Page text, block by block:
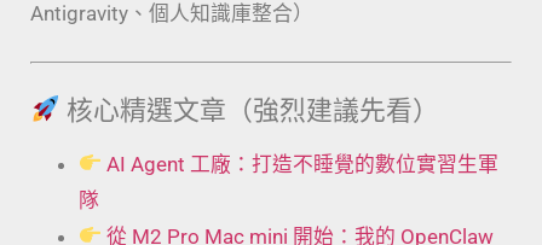
Antigravity、個人知識庫整合）
核心精選文章（強烈建議先看）
AI Agent 工廠：打造不睡覺的數位實習生軍
隊
從 M2 Pro Mac mini 開始：我的 OpenClaw